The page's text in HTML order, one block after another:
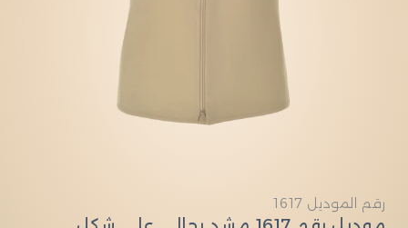
النوع:
رقم الموديل 1617